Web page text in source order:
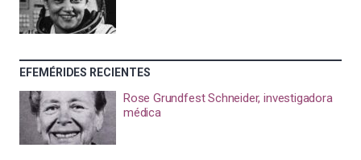
EFEMÉRIDES RECIENTES
Rose Grundfest Schneider, investigadora
médica